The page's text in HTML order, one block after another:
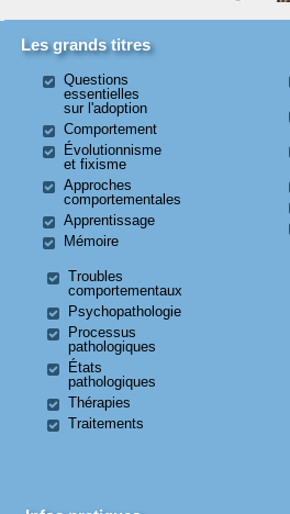
Les grands titres
Questions
essentielles
sur l'adoption
Comportement
Évolutionnisme
et fixisme
Approches
comportementales
Apprentissage
Mémoire
Troubles
comportementaux
Psychopathologie
Processus
pathologiques
États
pathologiques
Thérapies
Traitements